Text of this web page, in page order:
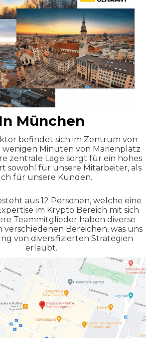
In München
befindet sich im Zentrum von
Minuten von Marienplatz
zentrale Lage sorgt für ein hohes
sowohl für unsere Mitarbeiter, als
für unsere Kunden.
aus 12 Personen, welche eine
im Krypto Bereich mit sich
Teammitglieder haben diverse
Bereichen, was uns
von diversifizierten Strategien
erlaubt.